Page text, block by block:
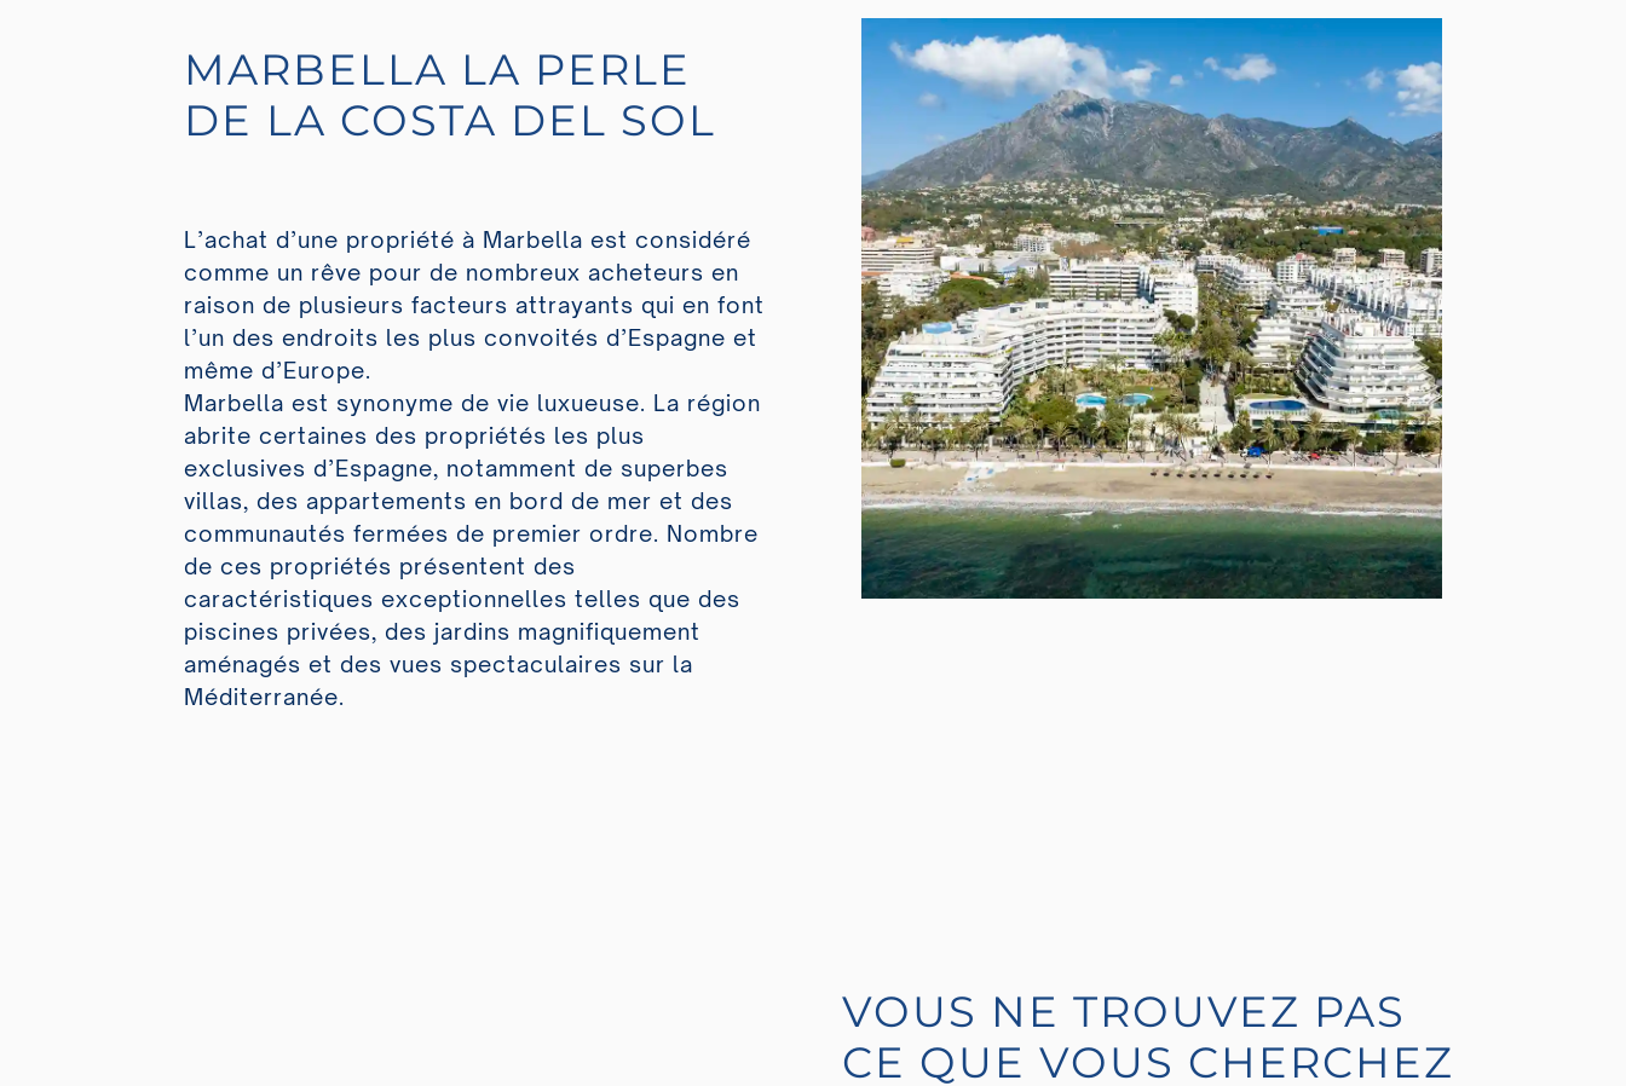
MARBELLA LA PERLE
DE LA COSTA DEL SOL
L’achat d’une propriété à Marbella est considéré
comme un rêve pour de nombreux acheteurs en
raison de plusieurs facteurs attrayants qui en font
l’un des endroits les plus convoités d’Espagne et
même d’Europe.
Marbella est synonyme de vie luxueuse. La région
abrite certaines des propriétés les plus
exclusives d’Espagne, notamment de superbes
villas, des appartements en bord de mer et des
communautés fermées de premier ordre. Nombre
de ces propriétés présentent des
caractéristiques exceptionnelles telles que des
piscines privées, des jardins magnifiquement
aménagés et des vues spectaculaires sur la
Méditerranée.
VOUS NE TROUVEZ PAS
CE QUE VOUS CHERCHEZ